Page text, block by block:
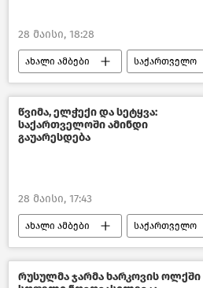
28 მაისი, 18:28
ახალი ამბები საქართველო
თურქეთი
საქართველოს ფინანსთა სამინიტრო
წვიმა, ელჭექი და სეტყვა:
საქართველოში ამინდი
გაუარესდება
28 მაისი, 17:43
ახალი ამბები საქართველო
გარემოს დაცვა და ეკოლოგია
გარემოს ეროვნული სააგენტო
რუსულმა ჯარმა ხარკოვის ოლქში